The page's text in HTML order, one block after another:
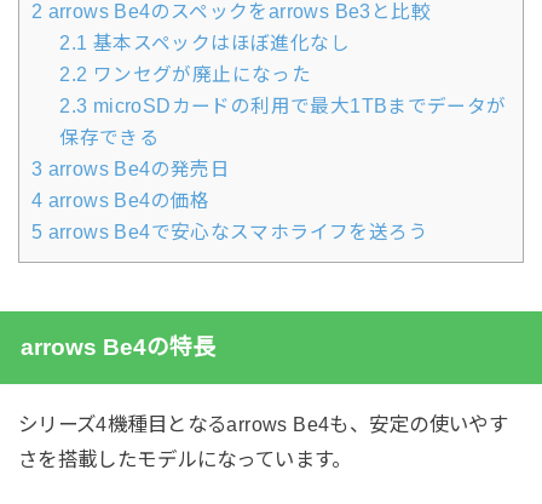
2 arrows Be4のスペックをarrows Be3と比較
2.1 基本スペックはほぼ進化なし
2.2 ワンセグが廃止になった
2.3 microSDカードの利用で最大1TBまでデータが
保存できる
3 arrows Be4の発売日
4 arrows Be4の価格
5 arrows Be4で安心なスマホライフを送ろう
arrows Be4の特長
シリーズ4機種目となるarrows Be4も、安定の使いやす
さを搭載したモデルになっています。